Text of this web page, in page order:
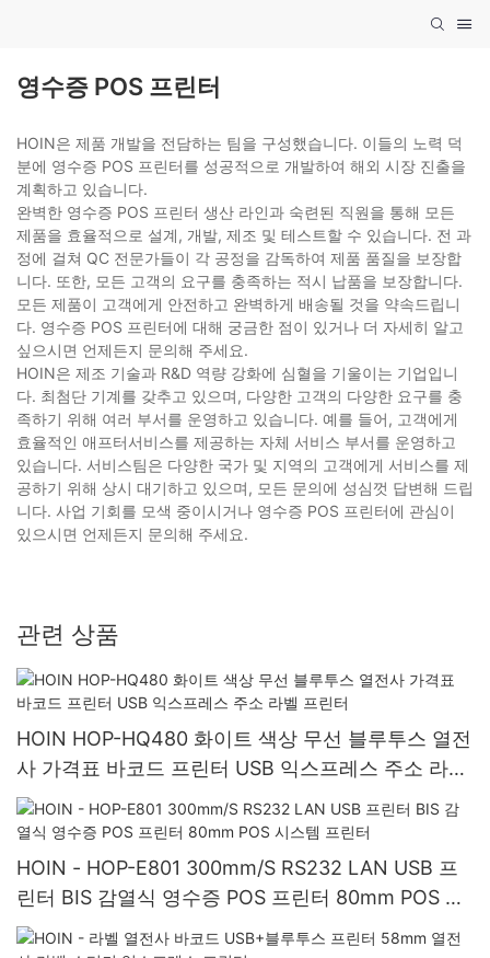
영수증 POS 프린터
HOIN은 제품 개발을 전담하는 팀을 구성했습니다. 이들의 노력 덕
분에 영수증 POS 프린터를 성공적으로 개발하여 해외 시장 진출을
계획하고 있습니다.
완벽한 영수증 POS 프린터 생산 라인과 숙련된 직원을 통해 모든
제품을 효율적으로 설계, 개발, 제조 및 테스트할 수 있습니다. 전 과
정에 걸쳐 QC 전문가들이 각 공정을 감독하여 제품 품질을 보장합
니다. 또한, 모든 고객의 요구를 충족하는 적시 납품을 보장합니다.
모든 제품이 고객에게 안전하고 완벽하게 배송될 것을 약속드립니
다. 영수증 POS 프린터에 대해 궁금한 점이 있거나 더 자세히 알고
싶으시면 언제든지 문의해 주세요.
HOIN은 제조 기술과 R&D 역량 강화에 심혈을 기울이는 기업입니
다. 최첨단 기계를 갖추고 있으며, 다양한 고객의 다양한 요구를 충
족하기 위해 여러 부서를 운영하고 있습니다. 예를 들어, 고객에게
효율적인 애프터서비스를 제공하는 자체 서비스 부서를 운영하고
있습니다. 서비스팀은 다양한 국가 및 지역의 고객에게 서비스를 제
공하기 위해 상시 대기하고 있으며, 모든 문의에 성심껏 답변해 드립
니다. 사업 기회를 모색 중이시거나 영수증 POS 프린터에 관심이
있으시면 언제든지 문의해 주세요.
관련 상품
HOIN HOP-HQ480 화이트 색상 무선 블루투스 열전
사 가격표 바코드 프린터 USB 익스프레스 주소 라벨
프린터
HOIN - HOP-E801 300mm/S RS232 LAN USB 프
린터 BIS 감열식 영수증 POS 프린터 80mm POS 시
스템 프린터